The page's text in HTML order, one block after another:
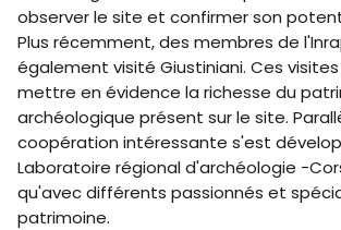
observer le site et confirmer son
Plus récemment, des membres de
également visité Giustiniani. Ces
mettre en évidence la richesse du
archéologique présent sur le site.
coopération intéressante s'est
Laboratoire régional d'archéologie -
qu'avec différents passionnés et
patrimoine.